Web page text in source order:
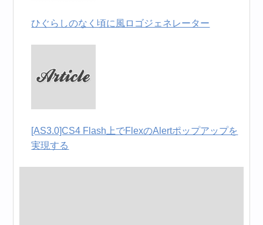
ひぐらしのなく頃に風ロゴジェネレーター
[AS3.0]CS4 Flash上でFlexのAlertポップアップを
実現する